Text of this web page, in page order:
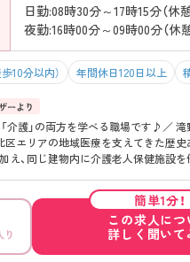
日勤:08時30分～17時15分（休
夜勤:16時00分～09時00分（休
10分以内） 年間休日120日以上
「介護」の両方を学べる職場です♪／ 滝
区エリアの地域医療を支えてきた歴
え、同じ建物内に介護老人保健施設を
リハビリテーション科など幅広い診療に
継続的なケアが必要な患者様の療養
の慌ただしさよりも、一人ひとりとじ
いるのが特徴です。「年間休日122日」
り、地域に根差した医療を学びなが
り
簡単1分！
この求人につ
詳しく聞いて